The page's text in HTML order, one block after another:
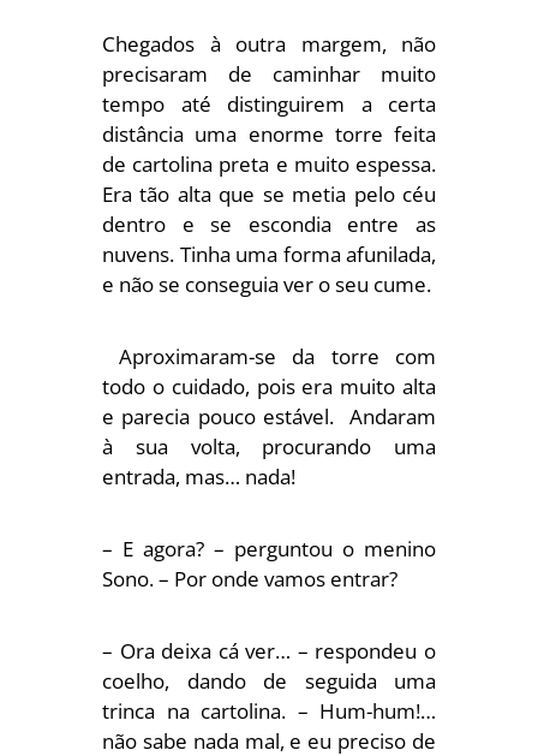
Chegados à outra margem, não
precisaram de caminhar muito
tempo até distinguirem a certa
distância uma enorme torre feita
de cartolina preta e muito espessa.
Era tão alta que se metia pelo céu
dentro e se escondia entre as
nuvens. Tinha uma forma afunilada,
e não se conseguia ver o seu cume.
Aproximaram-se da torre com
todo o cuidado, pois era muito alta
e parecia pouco estável. Andaram
à sua volta, procurando uma
entrada, mas… nada!
– E agora? – perguntou o menino
Sono. – Por onde vamos entrar?
– Ora deixa cá ver… – respondeu o
coelho, dando de seguida uma
trinca na cartolina. – Hum-hum!…
não sabe nada mal, e eu preciso de